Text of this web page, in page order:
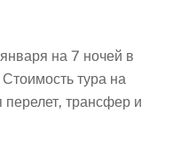
на 7 ночей в
тура на
трансфер и